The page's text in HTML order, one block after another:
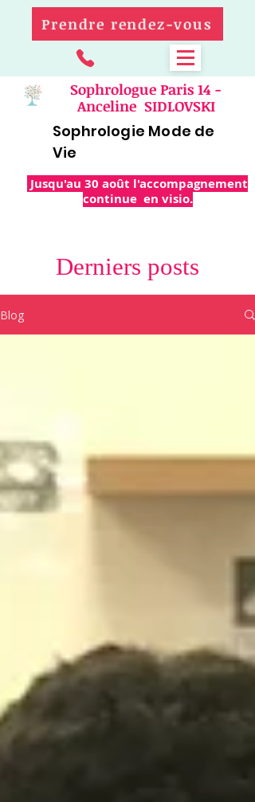
Prendre rendez-vous
Sophrologue Paris 14 -
Anceline SIDLOVSKI
Jusqu'au 30 août l'accompagnement
continue en visio.
Sophrologie Mode de
Vie
Derniers posts
Blog